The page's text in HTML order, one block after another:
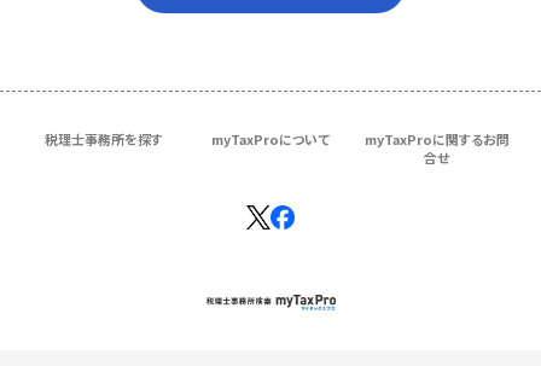
税理士事務所を探す myTaxProについて
myTaxProに関するお問
合せ